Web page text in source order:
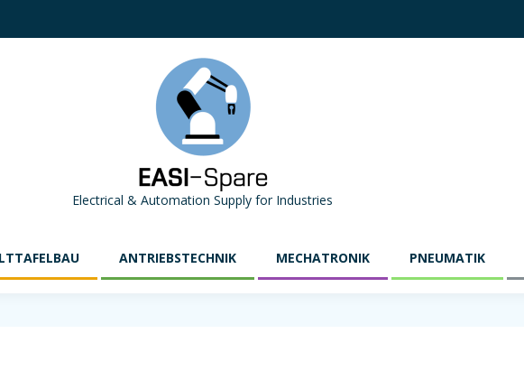
Electrical & Automation Supply for Industries
ANTRIEBSTECHNIK MECHATRONIK PNEUMATIK